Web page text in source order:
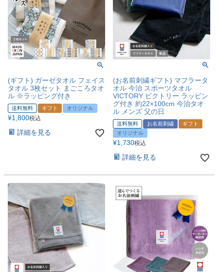
(ギフト) ガーゼタオル フェイス
タオル 3枚セット まごころタオ
ル ※ラッピング付き
送料無料 ギフト オリジナル
¥1,800税込
詳細を見る
(お名前刺繍ギフト) マフラータ
オル 今治 スポーツタオル
VICTORY ビクトリー ラッピン
グ付き 約22×100cm 今治タオ
ル メンズ 父の日
送料無料 お名前刺繍
ギフト
オリジナル
¥1,730税込
詳細を見る